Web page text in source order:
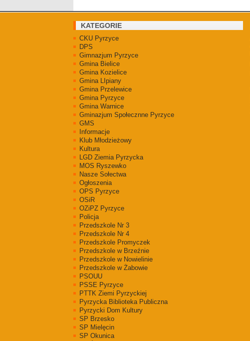
KATEGORIE
CKU Pyrzyce
DPS
Gimnazjum Pyrzyce
Gmina Bielice
Gmina Kozielice
Gmina LIpiany
Gmina Przelewice
Gmina Pyrzyce
Gmina Warnice
Gminazjum Społecznne Pyrzyce
GMS
Informacje
Klub Młodzieżowy
Kultura
LGD Ziemia Pyrzycka
MOS Ryszewko
Nasze Sołectwa
Ogłoszenia
OPS Pyrzyce
OSiR
OZiPZ Pyrzyce
Policja
Przedszkole Nr 3
Przedszkole Nr 4
Przedszkole Promyczek
Przedszkole w Brzeźnie
Przedszkole w Nowielinie
Przedszkole w Żabowie
PSOUU
PSSE Pyrzyce
PTTK Ziemi Pyrzyckiej
Pyrzycka Biblioteka Publiczna
Pyrzycki Dom Kultury
SP Brzesko
SP Mielęcin
SP Okunica